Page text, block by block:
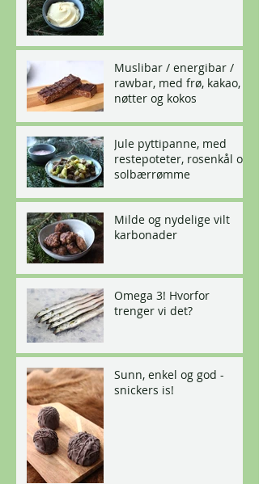
Muslibar / energibar /
rawbar, med frø, kakao,
nøtter og kokos
Jule pyttipanne, med
restepoteter, rosenkål og
solbærrømme
Milde og nydelige vilt
karbonader
Omega 3! Hvorfor
trenger vi det?
Sunn, enkel og god -
snickers is!